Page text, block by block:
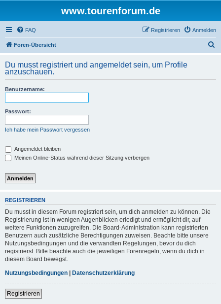
www.tourenforum.de
FAQ Anmelden
Registrieren
Foren-Übersicht
h
Du musst registriert und angemeldet sein, um Profile
anzuschauen.
Benutzername:
Passwort:
Ich habe mein Passwort vergessen
Angemeldet bleiben
Meinen Online-Status während dieser Sitzung verbergen
REGISTRIEREN
Du musst in diesem Forum registriert sein, um dich anmelden zu können. Die
Registrierung ist in wenigen Augenblicken erledigt und ermöglicht dir, auf
weitere Funktionen zuzugreifen. Die Board-Administration kann registrierten
Benutzern auch zusätzliche Berechtigungen zuweisen. Beachte bitte unsere
Nutzungsbedingungen und die verwandten Regelungen, bevor du dich
registrierst. Bitte beachte auch die jeweiligen Forenregeln, wenn du dich in
diesem Board bewegst.
Nutzungsbedingungen | Datenschutzerklärung
Registrieren